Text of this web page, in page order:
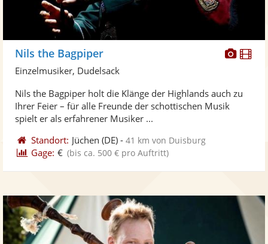
Fotos
Nils the Bagpiper
Einzelmusiker, Dudelsack
Nils the Bagpiper holt die Klänge der Highlands auch zu
Ihrer Feier – für alle Freunde der schottischen Musik
spielt er als erfahrener Musiker ...
Standort: Jüchen (DE) -41 km von Duisburg
Gage: € (bis ca. 500 € pro Auftritt)